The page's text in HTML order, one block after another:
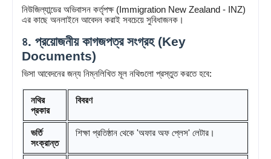
নিউজিল্যান্ডের অভিবাসন কর্তৃপক্ষ (Immigration New Zealand - INZ)
এর কাছে অনলাইনে আবেদন করাই সবচেয়ে সুবিধাজনক।
৪. প্রয়োজনীয় কাগজপত্র সংগ্রহ (Key
Documents)
ভিসা আবেদনের জন্য নিম্নলিখিত মূল নথিগুলো প্রস্তুত করতে হবে:
নথির
প্রকার
বিবরণ
ভর্তি
সংক্রান্ত
শিক্ষা প্রতিষ্ঠান থেকে 'অফার অফ প্লেস' লেটার।